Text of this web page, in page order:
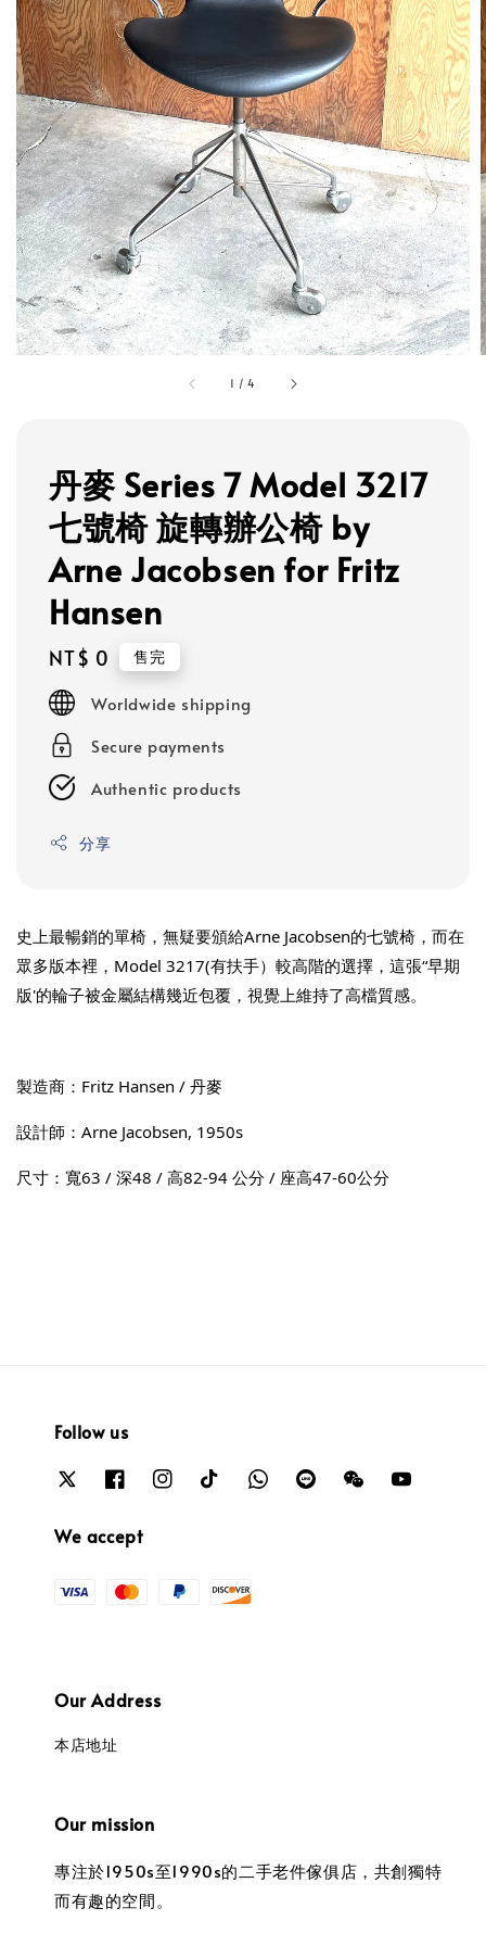
1 /4
丹麥 Series 7 Model 3217
七號椅 旋轉辦公椅 by
Arne Jacobsen for Fritz
Hansen
Regular
price
NT$ 0 售完
Worldwide shipping
Secure payments
Authentic products
分享
史上最暢銷的單椅，無疑要頒給Arne Jacobsen的七號椅，而在
眾多版本裡，Model 3217(有扶手）較高階的選擇，這張“早期
版'的輪子被金屬結構幾近包覆，視覺上維持了高檔質感。
製造商：Fritz Hansen / 丹麥
設計師：Arne Jacobsen, 1950s
尺寸：寬63 / 深48 / 高82-94 公分 / 座高47-60公分
Follow us
We accept
Our Address
本店地址
Our mission
專注於1950s至1990s的二手老件傢俱店，共創獨特
而有趣的空間。